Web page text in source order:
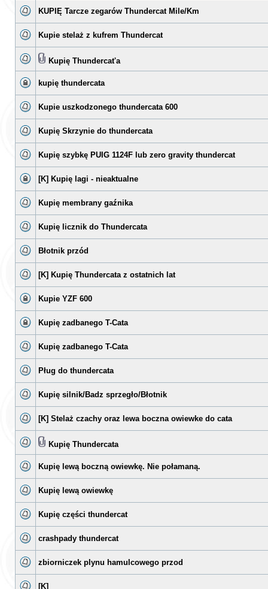
KUPIĘ Tarcze zegarów Thundercat Mile/Km
Kupie stelaż z kufrem Thundercat
Kupię Thundercat'a
kupię thundercata
Kupie uszkodzonego thundercata 600
Kupię Skrzynie do thundercata
Kupię szybkę PUIG 1124F lub zero gravity thundercat
[K] Kupię lagi - nieaktualne
Kupię membrany gaźnika
Kupię licznik do Thundercata
Błotnik przód
[K] Kupię Thundercata z ostatnich lat
Kupie YZF 600
Kupię zadbanego T-Cata
Kupię zadbanego T-Cata
Pług do thundercata
Kupię silnik/Badz sprzegło/Błotnik
[K] Stelaż czachy oraz lewa boczna owiewke do cata
Kupię Thundercata
Kupię lewą boczną owiewkę. Nie połamaną.
Kupię lewą owiewkę
Kupię części thundercat
crashpady thundercat
zbiorniczek plynu hamulcowego przod
[K]